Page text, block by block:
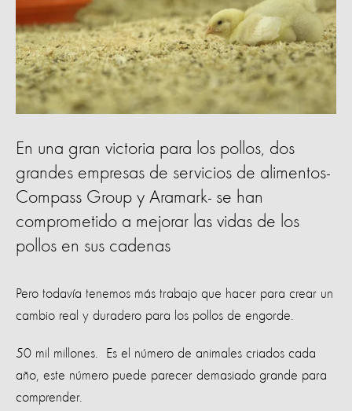
En una gran victoria para los pollos, dos
grandes empresas de servicios de alimentos-
Compass Group y Aramark- se han
comprometido a mejorar las vidas de los
pollos en sus cadenas
Pero todavía tenemos más trabajo que hacer para crear un
cambio real y duradero para los pollos de engorde.
50 mil millones. Es el número de animales criados cada
año, este número puede parecer demasiado grande para
comprender.